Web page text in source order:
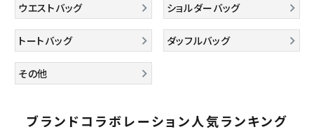
キーワードから探す
人気ワード 2026SS 2025AW
パーカー・クルーネック
カテゴリーから探す
ウエストバッグ ショルダーバッグ
トートバッグ ダッフルバッグ
その他
ブランドコラボレーション人気ランキング